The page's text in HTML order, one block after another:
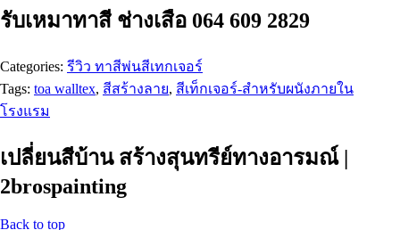
รับเหมาทาสี ช่างเสือ 064 609 2829
Categories: รีวิว ทาสีพ่นสีเทกเจอร์
Tags: toa walltex, สีสร้างลาย, สีเท็กเจอร์-สำหรับผนังภายใน
โรงแรม
เปลี่ยนสีบ้าน สร้างสุนทรีย์ทางอารมณ์ |
2brospainting
Back to top